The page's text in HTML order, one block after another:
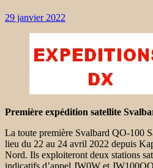
29 janvier 2022
Première expédition satellite Svalb
La toute première Svalbard QO-100
lieu du 22 au 24 avril 2022 depuis
Nord. Ils exploiteront deux stations
indicatifs d’appel JW0W et